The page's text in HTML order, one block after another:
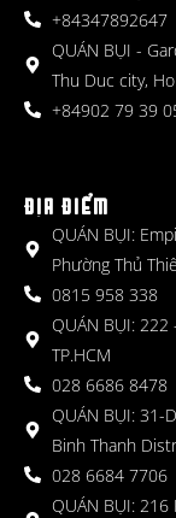
+84347892647
QUÁN BỤI -
Thu Duc city,
+84902 79 39
ĐỊA ĐIỂM
QUÁN BỤI:
Phường Thủ
0815 958 338
QUÁN BỤI: 222
TP.HCM
028 6686 8478
QUÁN BỤI: 31-
Binh Thanh
028 6684 7706
QUÁN BỤI: 216